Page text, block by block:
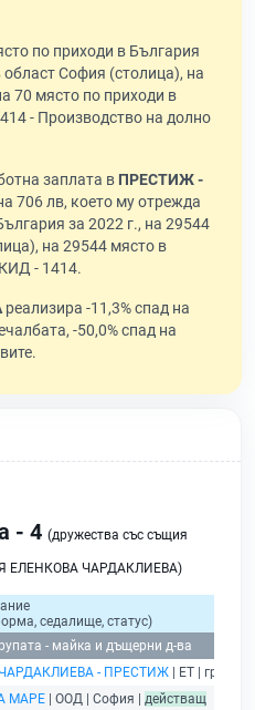
по приходи в България
София (столица), на
70 място по приходи в
- Производство на долно
заплата в ПРЕСТИЖ -
706 лв, което му отрежда
за 2022 г., на 29544
на 29544 място в
- 1414.
реализира -11,3% спад на
-50,0% спад на
- 4 (дружества със същия
ЕЛЕНКОВА ЧАРДАКЛИЕВА)
седалище, статус)
- майка и дъщерни д-ва
- ПРЕСТИЖ | ЕТ | гр.
МАРЕ | ООД | София | действащ